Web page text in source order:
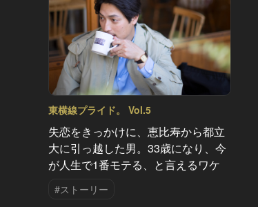
東横線プライド。 Vol.5
失恋をきっかけに、恵比寿から都立
大に引っ越した男。33歳になり、今
が人生で1番モテる、と言えるワケ
#ストーリー